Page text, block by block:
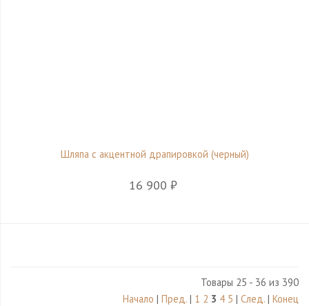
Шляпа с акцентной драпировкой (черный)
16 900 ₽
Товары 25 - 36 из 390
Начало | Пред. | 1 2 3 4 5 | След. | Конец